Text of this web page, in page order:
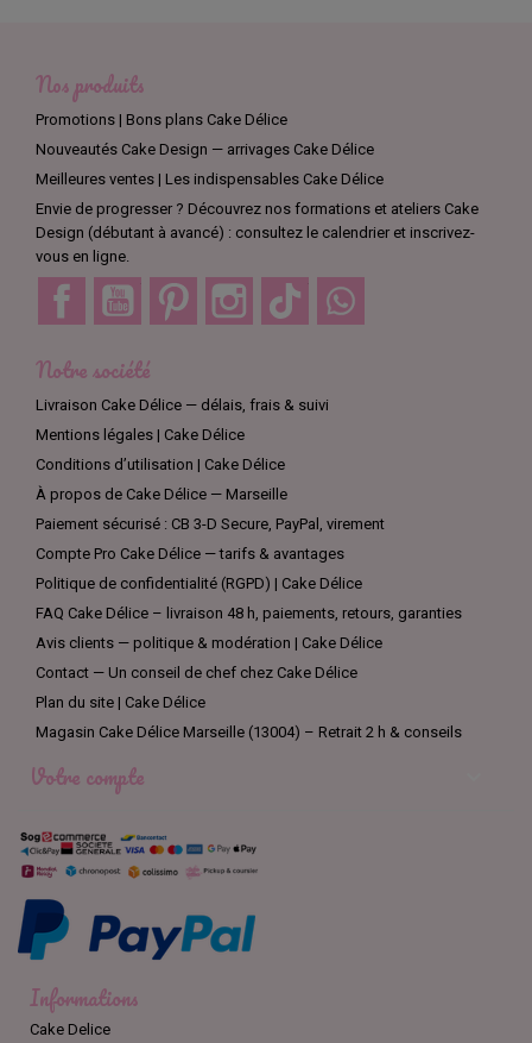
Nos produits
Promotions | Bons plans Cake Délice
Nouveautés Cake Design — arrivages Cake Délice
Meilleures ventes | Les indispensables Cake Délice
Envie de progresser ? Découvrez nos formations et ateliers Cake
Design (débutant à avancé) : consultez le calendrier et inscrivez-
vous en ligne.
Facebook YouTube Pinterest Instagram TikTok
Notre société
Livraison Cake Délice — délais, frais & suivi
Mentions légales | Cake Délice
Conditions d’utilisation | Cake Délice
À propos de Cake Délice — Marseille
Paiement sécurisé : CB 3-D Secure, PayPal, virement
Compte Pro Cake Délice — tarifs & avantages
Politique de confidentialité (RGPD) | Cake Délice
FAQ Cake Délice – livraison 48 h, paiements, retours, garanties
Avis clients — politique & modération | Cake Délice
Contact — Un conseil de chef chez Cake Délice
Plan du site | Cake Délice
Magasin Cake Délice Marseille (13004) – Retrait 2 h & conseils
Votre compte
Informations
Cake Delice